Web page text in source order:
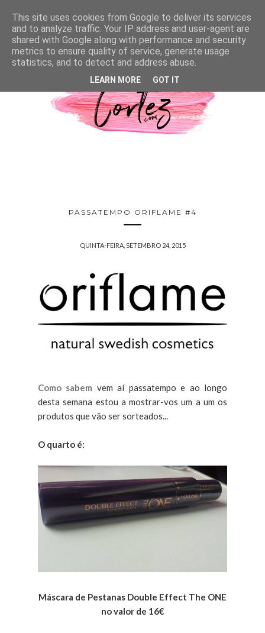
PASSATEMPO ORIFLAME #4
QUINTA-FEIRA, SETEMBRO 24, 2015
Como sabem vem aí passatempo e ao longo
desta semana estou a mostrar-vos um a um os
produtos que vão ser sorteados...
O quarto é:
Máscara de Pestanas Double Effect The ONE
no valor de 16€
This site uses cookies from Google to deliver its services
and to analyze traffic. Your IP address and user-agent are
shared with Google along with performance and security
metrics to ensure quality of service, generate usage
statistics, and to detect and address abuse.
LEARN MORE GOT IT